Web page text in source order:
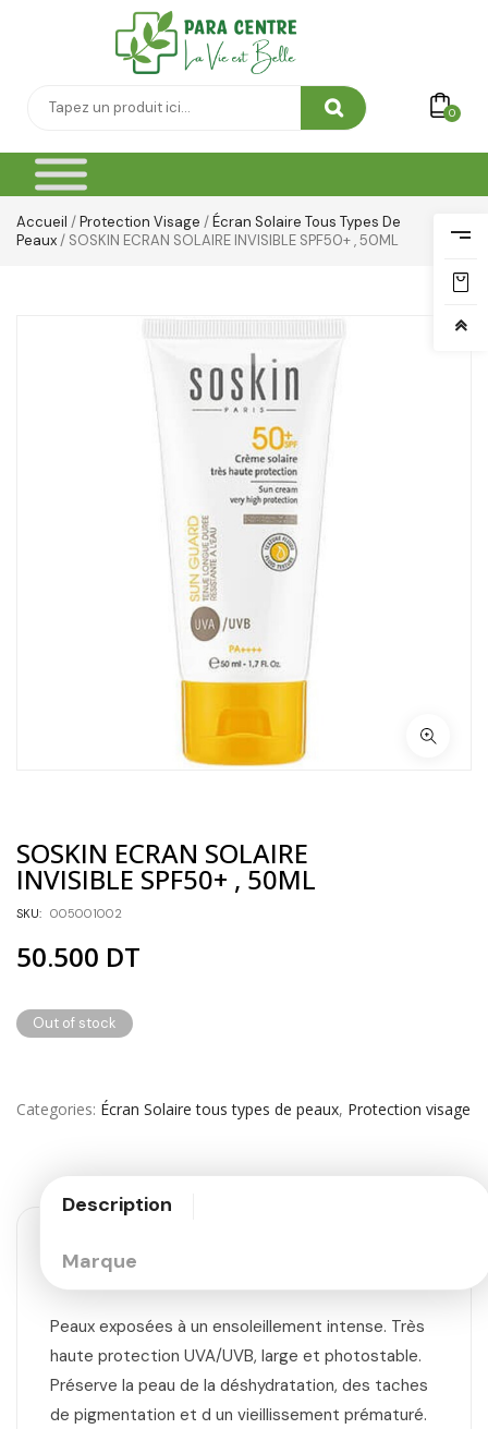
0
Accueil /Protection Visage /Écran Solaire Tous Types De
Peaux/ SOSKIN ECRAN SOLAIRE INVISIBLE SPF50+ , 50ML
SOSKIN ECRAN SOLAIRE
INVISIBLE SPF50+ , 50ML
SKU: 005001002
50.500 DT
Out of stock
Categories Écran Solaire tous types de peaux, Protection visage
Description
Marque
Peaux exposées à un ensoleillement intense. Très
haute protection UVA/UVB, large et photostable.
Préserve la peau de la déshydratation, des taches
de pigmentation et d un vieillissement prématuré.